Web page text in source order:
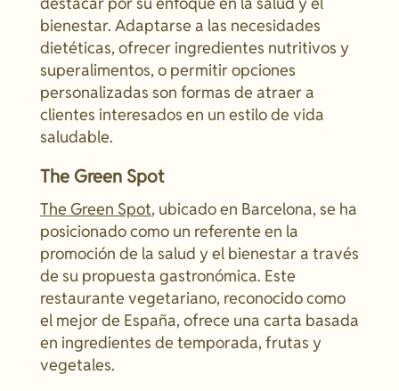
bienestar. Adaptarse a las necesidades
dietéticas, ofrecer ingredientes nutritivos y
superalimentos, o permitir opciones
personalizadas son formas de atraer a
clientes interesados en un estilo de vida
saludable.
The Green Spot
The Green Spot, ubicado en Barcelona, se ha
posicionado como un referente en la
promoción de la salud y el bienestar a través
de su propuesta gastronómica. Este
restaurante vegetariano, reconocido como
el mejor de España, ofrece una carta basada
en ingredientes de temporada, frutas y
vegetales.